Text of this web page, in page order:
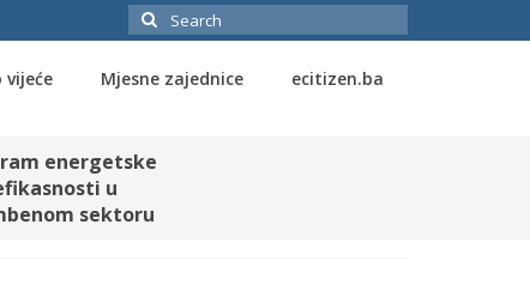
Search
for:
vijeće Mjesne zajednice ecitizen.ba
energetske
u
sektoru